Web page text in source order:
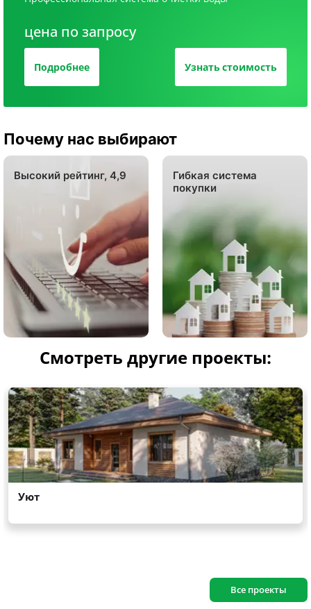
цена по запросу
Подробнее Узнать стоимость
Почему нас выбирают
Высокий рейтинг, 4,9
Гибкая система
покупки
Смотреть другие проекты:
Все проекты